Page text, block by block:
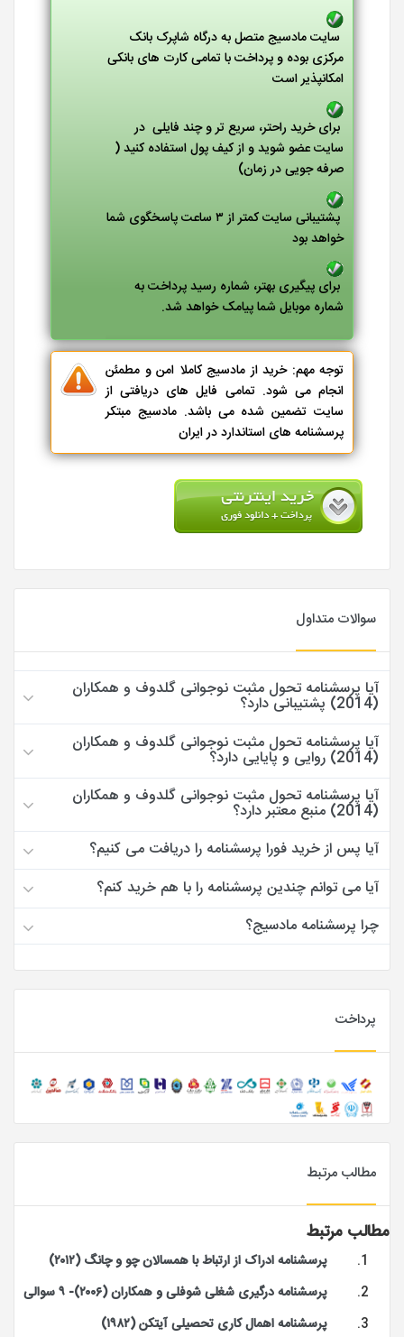
سایت مادسیج متصل به درگاه شاپرک بانک
مرکزی بوده و پرداخت با تمامی کارت های بانکی
امکانپذیر است
برای خرید راحتر، سریع تر و چند فایلی در
سایت عضو شوید و از کیف پول استفاده کنید (
صرفه جویی در زمان)
پشتیبانی سایت کمتر از ۳ ساعت پاسخگوی شما
خواهد بود
برای پیگیری بهتر، شماره رسید پرداخت به
شماره موبایل شما پیامک خواهد شد.
توجه مهم: خرید از مادسیج کاملا امن و مطمئن
انجام می شود. تمامی فایل های دریافتی از
سایت تضمین شده می باشد. مادسیج مبتکر
پرسشنامه های استاندارد در ایران
سوالات متداول
آیا پرسشنامه تحول مثبت نوجوانی گلدوف و همکاران
(2014) پشتیبانی دارد؟
آیا پرسشنامه تحول مثبت نوجوانی گلدوف و همکاران
(2014) روایی و پایایی دارد؟
آیا پرسشنامه تحول مثبت نوجوانی گلدوف و همکاران
(2014) منبع معتبر دارد؟
آیا پس از خرید فورا پرسشنامه را دریافت می کنیم؟
آیا می توانم چندین پرسشنامه را با هم خرید کنم؟
چرا پرسشنامه مادسیج؟
پرداخت
مطالب مرتبط
مطالب مرتبط
پرسشنامه ادراک از ارتباط با همسالان چو و چانگ (۲۰۱۲)
پرسشنامه درگیری شغلی شوفلی و همکاران (۲۰۰۶)- ۹ سوالی
پرسشنامه اهمال کاری تحصیلی آیتکن (۱۹۸۲)